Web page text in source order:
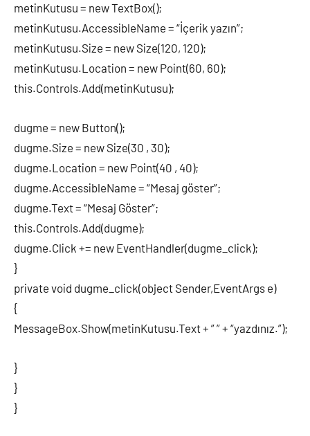
metinKutusu = new TextBox();
metinKutusu.AccessibleName = “İçerik yazın”;
metinKutusu.Size = new Size(120, 120);
metinKutusu.Location = new Point(60, 60);
this.Controls.Add(metinKutusu);
dugme = new Button();
dugme.Size = new Size(30 , 30);
dugme.Location = new Point(40 , 40);
dugme.AccessibleName = “Mesaj göster”;
dugme.Text = “Mesaj Göster”;
this.Controls.Add(dugme);
dugme.Click += new EventHandler(dugme_click);
}
private void dugme_click(object Sender,EventArgs e)
{
MessageBox.Show(metinKutusu.Text + ” ” + “yazdınız.”);
}
}
}